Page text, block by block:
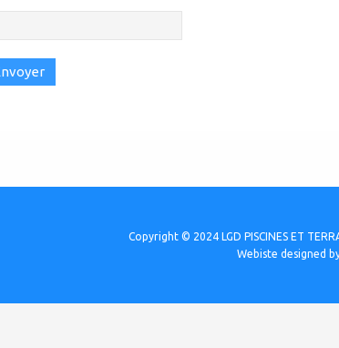
Copyright © 2024 LGD PISCINES ET
Webiste designed